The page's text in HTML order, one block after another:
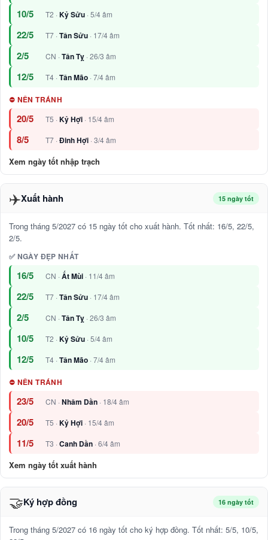
10/5 T2 · Kỷ Sửu · 5/4 âm
22/5 T7 · Tân Sửu · 17/4 âm
2/5 CN · Tân Tỵ · 26/3 âm
12/5 T4 · Tân Mão · 7/4 âm
⛔ NÊN TRÁNH
20/5 T5 ·Kỷ Hợi · 15/4 âm
8/5 T7 ·Đinh Hợi · 3/4 âm
Xem ngày tốt nhập trạch
✈️Xuất hành 15 ngày tốt
Trong tháng 5/2027 có 15 ngày tốt cho xuất hành. Tốt nhất: 16/5, 22/5,
2/5.
✅ NGÀY ĐẸP NHẤT
16/5 CN · Ất Mùi · 11/4 âm
22/5 T7 · Tân Sửu · 17/4 âm
2/5 CN · Tân Tỵ · 26/3 âm
10/5 T2 · Kỷ Sửu · 5/4 âm
12/5 T4 · Tân Mão · 7/4 âm
⛔ NÊN TRÁNH
23/5 CN ·Nhâm Dần · 18/4 âm
20/5 T5 ·Kỷ Hợi · 15/4 âm
11/5 T3 ·Canh Dần · 6/4 âm
Xem ngày tốt xuất hành
🤝Ký hợp đồng 16 ngày tốt
Trong tháng 5/2027 có 16 ngày tốt cho ký hợp đồng. Tốt nhất: 5/5, 10/5,